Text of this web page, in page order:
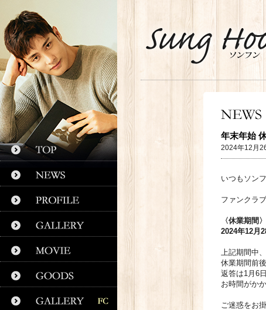
年末年始
2024年12月
いつもソン
ファンクラ
〈休業期間〉
2024年12月
上記期間中
休業期間前
返答は1月6
お時間がか
ご迷惑をお